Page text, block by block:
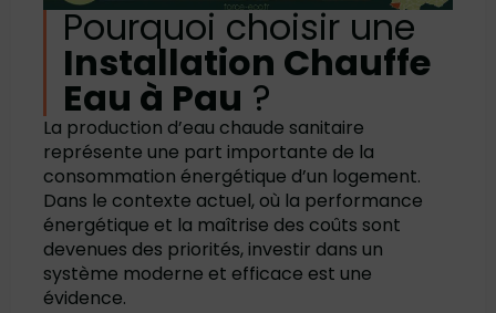
Pourquoi choisir une
Installation Chauffe
Eau à Pau ?
La production d’eau chaude sanitaire
représente une part importante de la
consommation énergétique d’un logement.
Dans le contexte actuel, où la performance
énergétique et la maîtrise des coûts sont
devenues des priorités, investir dans un
système moderne et efficace est une
évidence.